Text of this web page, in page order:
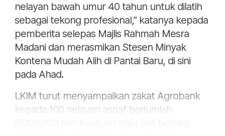
nelayan bawah umur 40 tahun untuk dilatih
sebagai tekong profesional,” katanya kepada
pemberita selepas Majlis Rahmah Mesra
Madani dan merasmikan Stesen Minyak
Kontena Mudah Alih di Pantai Baru, di sini
pada Ahad.
LKIM turut menyampaikan zakat Agrobank
kepada 100 nelayan asnaf berjumlah